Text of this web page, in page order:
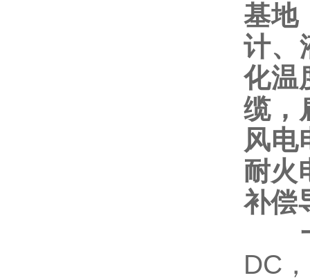
基地
计、
化温
缆，
风电
耐火
补偿
DC